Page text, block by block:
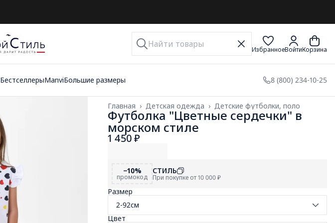
ИзбранноеВойтиКорзина
БестселлерыManviБольшие размеры 8 (800) 234-10-25
Детские футболки, поло
Детская одежда ›
Главная ›
Футболка "Цветные сердечки" в
морском стиле
1 450 ₽
−10%
промокод
СТИЛЬ
При покупке от 10 000 ₽
Размер
2-92см
Цвет